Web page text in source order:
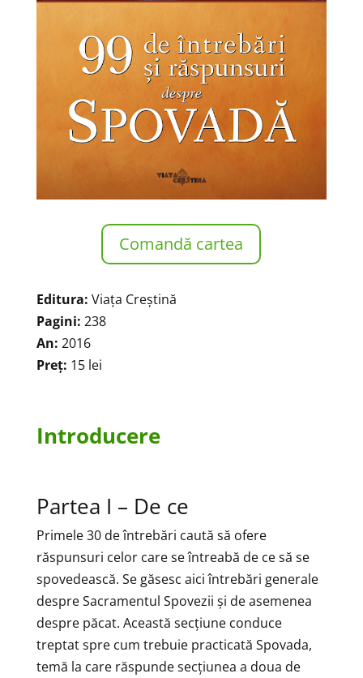
Comandă cartea
Editura: Viața Creștină
Pagini: 238
An: 2016
Preț: 15 lei
Introducere
Partea I – De ce
Primele 30 de întrebări caută să ofere
răspunsuri celor care se întreabă de ce să se
spovedească. Se găsesc aici întrebări generale
despre Sacramentul Spovezii și de asemenea
despre păcat. Această secțiune conduce
treptat spre cum trebuie practicată Spovada,
temă la care răspunde secțiunea a doua de